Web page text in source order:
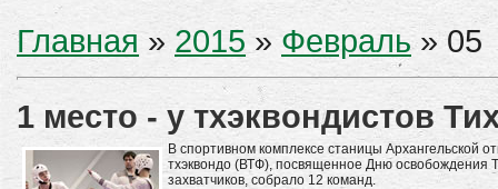
Главная » 2015 » Февраль » 05
1 место - у тхэквондистов
В спортивном комплексе станицы Архангельской
тхэквондо (ВТФ), посвященное Дню освобождения
захватчиков, собрало 12 команд.